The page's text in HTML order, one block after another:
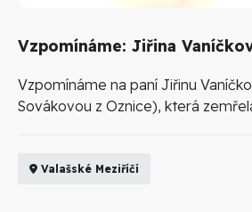
Vzpomínáme: Jiřina
Vzpomínáme na paní Jiřinu
Sovákovou z Oznice), která
Valašské Meziříčí